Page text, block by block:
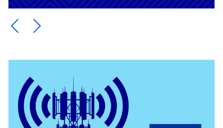
Ein Element zurück blättern
Ein Element weiter blättern